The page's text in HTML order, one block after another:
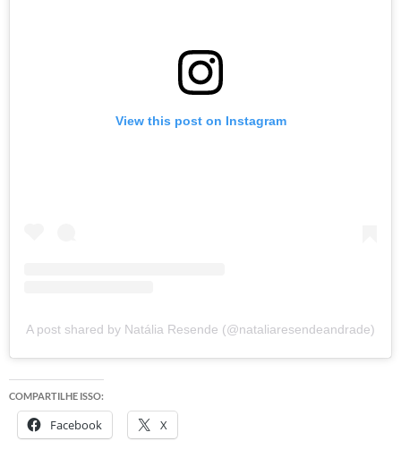
View this post on Instagram
A post shared by Natália Resende (@nataliaresendeandrade)
COMPARTILHE ISSO:
Facebook X